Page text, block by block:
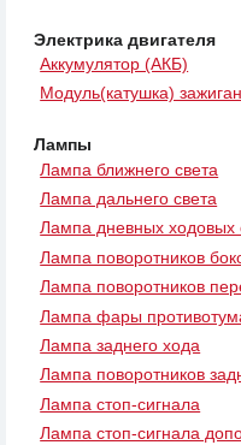
Электрика двигателя
Аккумулятор (АКБ)
Модуль(катушка)
Лампы
Лампа ближнего света
Лампа дальнего света
Лампа дневных ходовых
Лампа поворотников
Лампа поворотников
Лампа фары
Лампа заднего хода
Лампа поворотников
Лампа стоп-сигнала
Лампа стоп-сигнала